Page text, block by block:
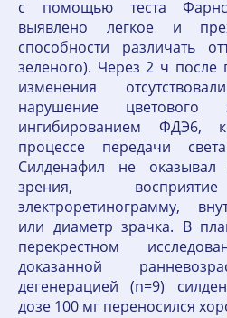
с помощью теста
выявлено легкое и
способности различать
зеленого). Через 2 ч после
изменения
нарушение цветового
ингибированием ФДЭ6,
процессе передачи
Силденафил не
зрения,
электроретинограмму,
или диаметр зрачка. В
перекрестном
доказанной
дегенерацией (n=9)
дозе 100 мг переносился